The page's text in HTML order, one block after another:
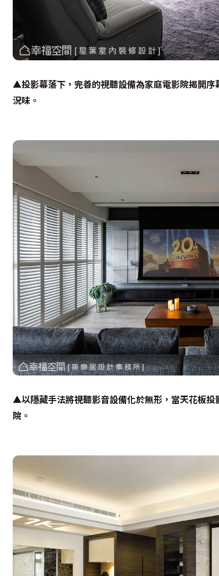
▲投影幕落下，完善的視聽設備為家庭電影院揭開
況味。
▲以隱藏手法將視聽影音設備化於無形，當天花板
院。